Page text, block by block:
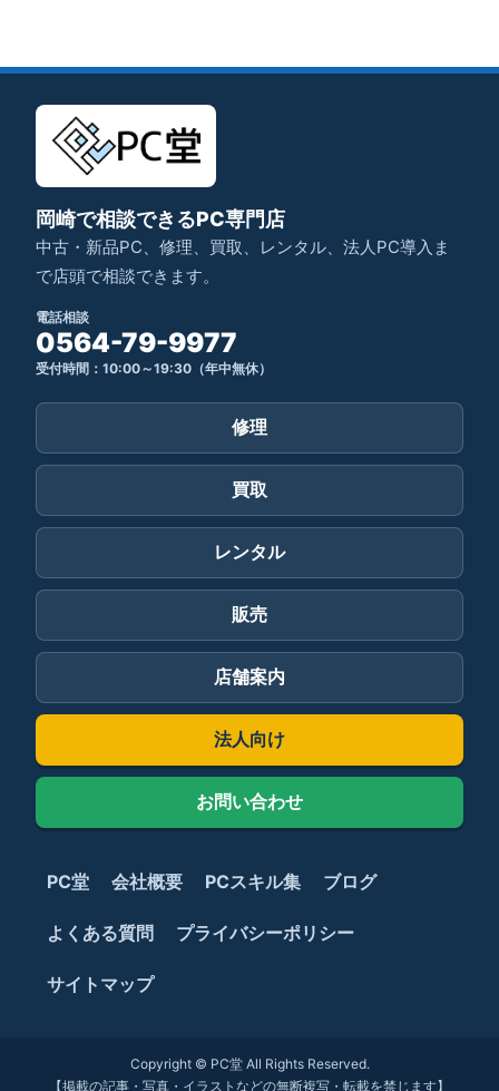
岡崎で相談できるPC専門店
中古・新品PC、修理、買取、レンタル、法人PC導入ま
で店頭で相談できます。
電話相談
0564-79-9977
受付時間：10:00～19:30（年中無休）
修理
買取
レンタル
販売
店舗案内
法人向け
お問い合わせ
PC堂 会社概要 PCスキル集 ブログ
よくある質問 プライバシーポリシー
サイトマップ
Copyright © PC堂 All Rights Reserved.
【掲載の記事・写真・イラストなどの無断複写・転載を禁じます】